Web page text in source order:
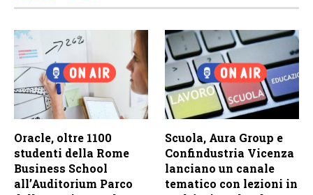
Oracle, oltre 1100
studenti della Rome
Business School
all’Auditorium Parco
Scuola, Aura Group e
Confindustria Vicenza
lanciano un canale
tematico con lezioni in